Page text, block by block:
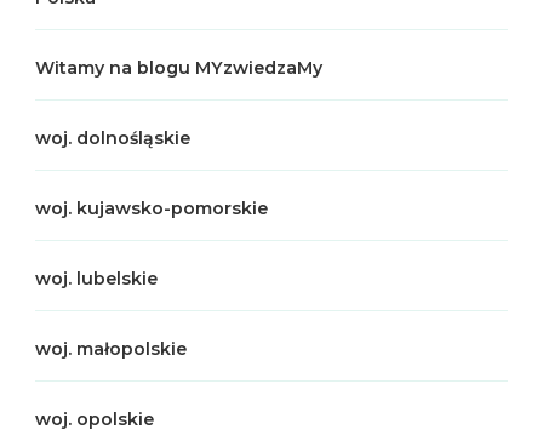
Witamy na blogu MYzwiedzaMy
woj. dolnośląskie
woj. kujawsko-pomorskie
woj. lubelskie
woj. małopolskie
woj. opolskie